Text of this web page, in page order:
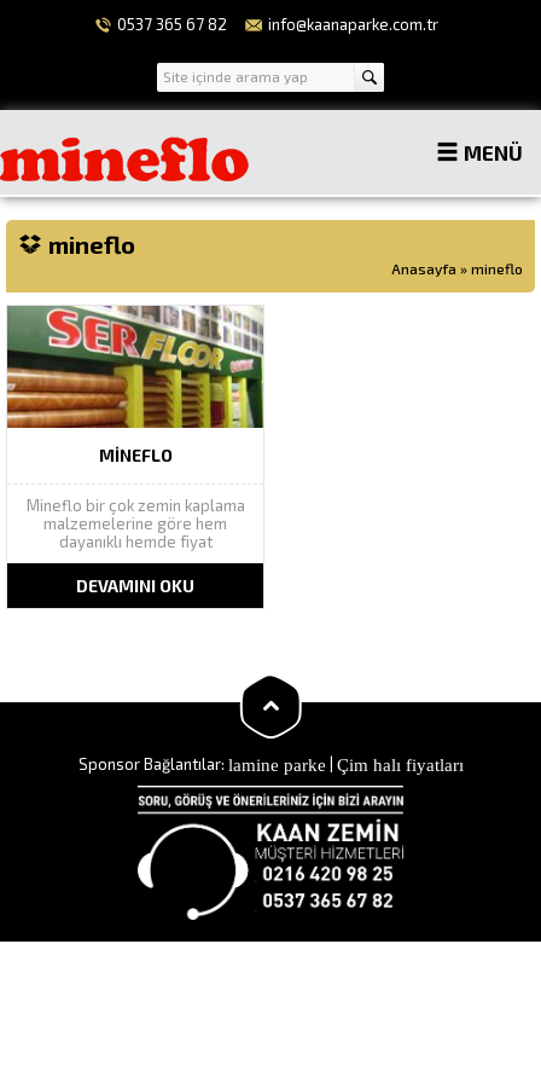
0537 365 67 82 info@kaanaparke.com.tr
MENÜ
mineflo
Anasayfa » mineflo
MINEFLO
Mineflo bir çok zemin kaplama
malzemelerine göre hem
dayanıklı hemde fiyat
bakımından uygun bir
malzemedir. Bu yüzden bir çok
kişi tarafından tercih sebebi
olmuştur. Farklı modelleri ile
DEVAMINI OKU
Sponsor Bağlantılar: lamine parke Çim halı fiyatları